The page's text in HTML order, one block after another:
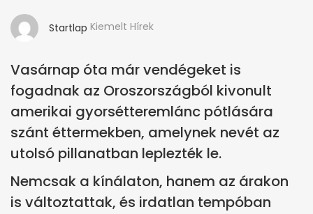
Startlap Kiemelt Hírek
Vasárnap óta már vendégeket is
fogadnak az Oroszországból kivonult
amerikai gyorsétteremlánc pótlására
szánt éttermekben, amelynek nevét az
utolsó pillanatban leplezték le.
Nemcsak a kínálaton, hanem az árakon
is változtattak, és irdatlan tempóban